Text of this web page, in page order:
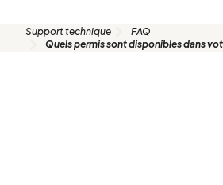
Support technique
FAQ
Quels permis sont disponibles dans